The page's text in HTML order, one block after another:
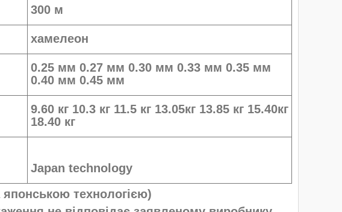
300 м
хамелеон
0.25 мм 0.27 мм 0.30 мм 0.33 мм 0.35 мм
0.40 мм 0.45 мм
9.60 кг 10.3 кг 11.5 кг 13.05кг 13.85 кг 15.40кг
18.40 кг
Japan technology
технологією)